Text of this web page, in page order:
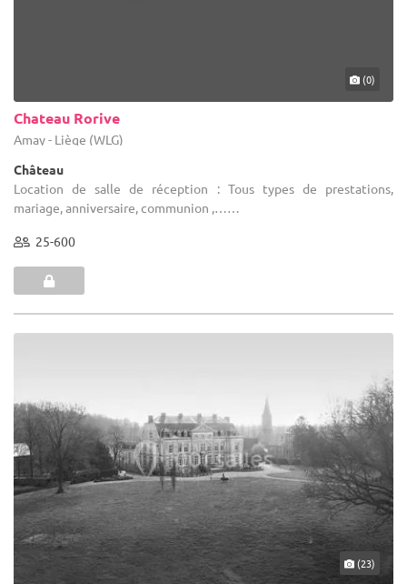
(0)
Chateau Rorive
Amay - Liège (WLG)
Château
Location de salle de réception : Tous types de prestations,
mariage, anniversaire, communion ,……
25-600
(23)